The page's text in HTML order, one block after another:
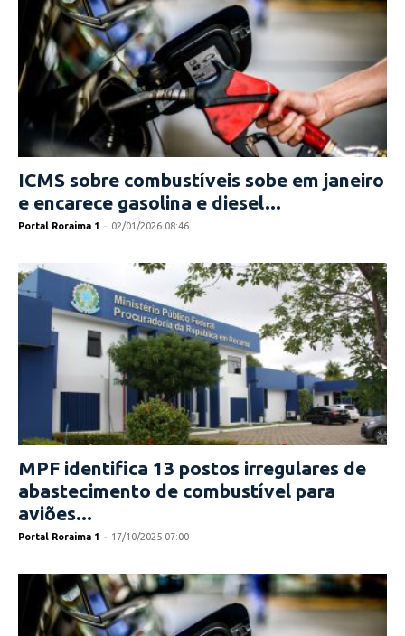
ICMS sobre combustíveis sobe em janeiro
e encarece gasolina e diesel...
Portal Roraima 1 - 02/01/2026 08:46
MPF identifica 13 postos irregulares de
abastecimento de combustível para
aviões...
Portal Roraima 1 - 17/10/2025 07:00